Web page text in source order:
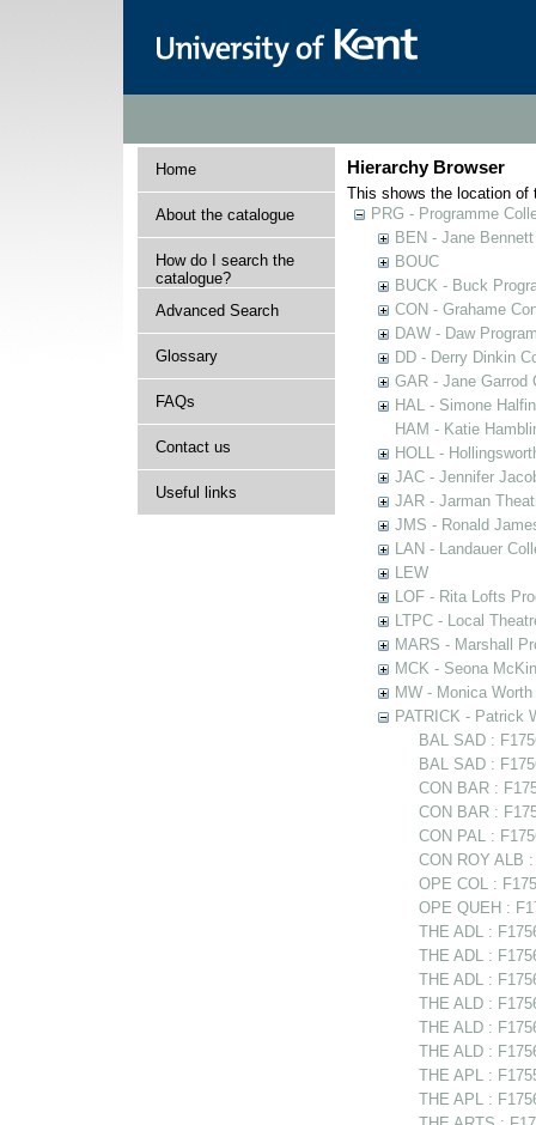
Home
About the catalogue
How do I search the
catalogue?
Advanced Search
Glossary
FAQs
Contact us
Useful links
Hierarchy Browser
This shows the location of
PRG - Programme
BEN - Jane
BOUC
BUCK - Buck
CON - Grahame
DAW - Daw
DD - Derry Dinkin
GAR - Jane Garrod
HAL - Simone
HAM - Katie
HOLL -
JAC - Jennifer
JAR - Jarman
JMS - Ronald
LAN - Landauer
LEW
LOF - Rita Lofts
LTPC - Local
MARS - Marshall
MCK - Seona
MW - Monica
PATRICK - Patrick
BAL SAD :
BAL SAD :
CON BAR :
CON BAR :
CON PAL :
CON ROY ALB
OPE COL :
OPE QUEH :
THE ADL :
THE ADL :
THE ADL :
THE ALD :
THE ALD :
THE ALD :
THE APL :
THE APL :